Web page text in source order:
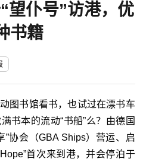
望仆号”访港，优
书籍
图书馆看书，也试过在漂书车
书本的流动“书船”么？由德国
”协会（GBA Ships）营运、启
首次来到港，并会停泊于